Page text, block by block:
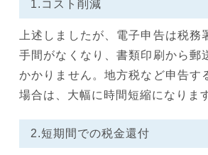
1.コスト削減
上述しましたが、電子申告は税務
手間がなくなり、書類印刷から郵
かかりません。地方税など申告す
場合は、大幅に時間短縮になりま
2.短期間での税金還付